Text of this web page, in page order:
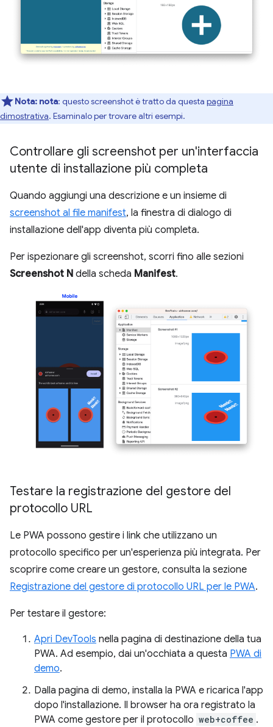
Nota: nota: questo screenshot è tratto da questa pagina
dimostrativa. Esaminalo per trovare altri esempi.
Controllare gli screenshot per un'interfaccia
utente di installazione più completa
Quando aggiungi una descrizione e un insieme di
screenshot al file manifest, la finestra di dialogo di
installazione dell'app diventa più completa.
Per ispezionare gli screenshot, scorri fino alle sezioni
Screenshot N della scheda Manifest.
Testare la registrazione del gestore del
protocollo URL
Le PWA possono gestire i link che utilizzano un
protocollo specifico per un'esperienza più integrata. Per
scoprire come creare un gestore, consulta la sezione
Registrazione del gestore di protocollo URL per le PWA.
Per testare il gestore:
Apri DevTools nella pagina di destinazione della tua
PWA. Ad esempio, dai un'occhiata a questa PWA di
demo.
Dalla pagina di demo, installa la PWA e ricarica l'app
dopo l'installazione. Il browser ha ora registrato la
PWA come gestore per il protocollo web+coffee .